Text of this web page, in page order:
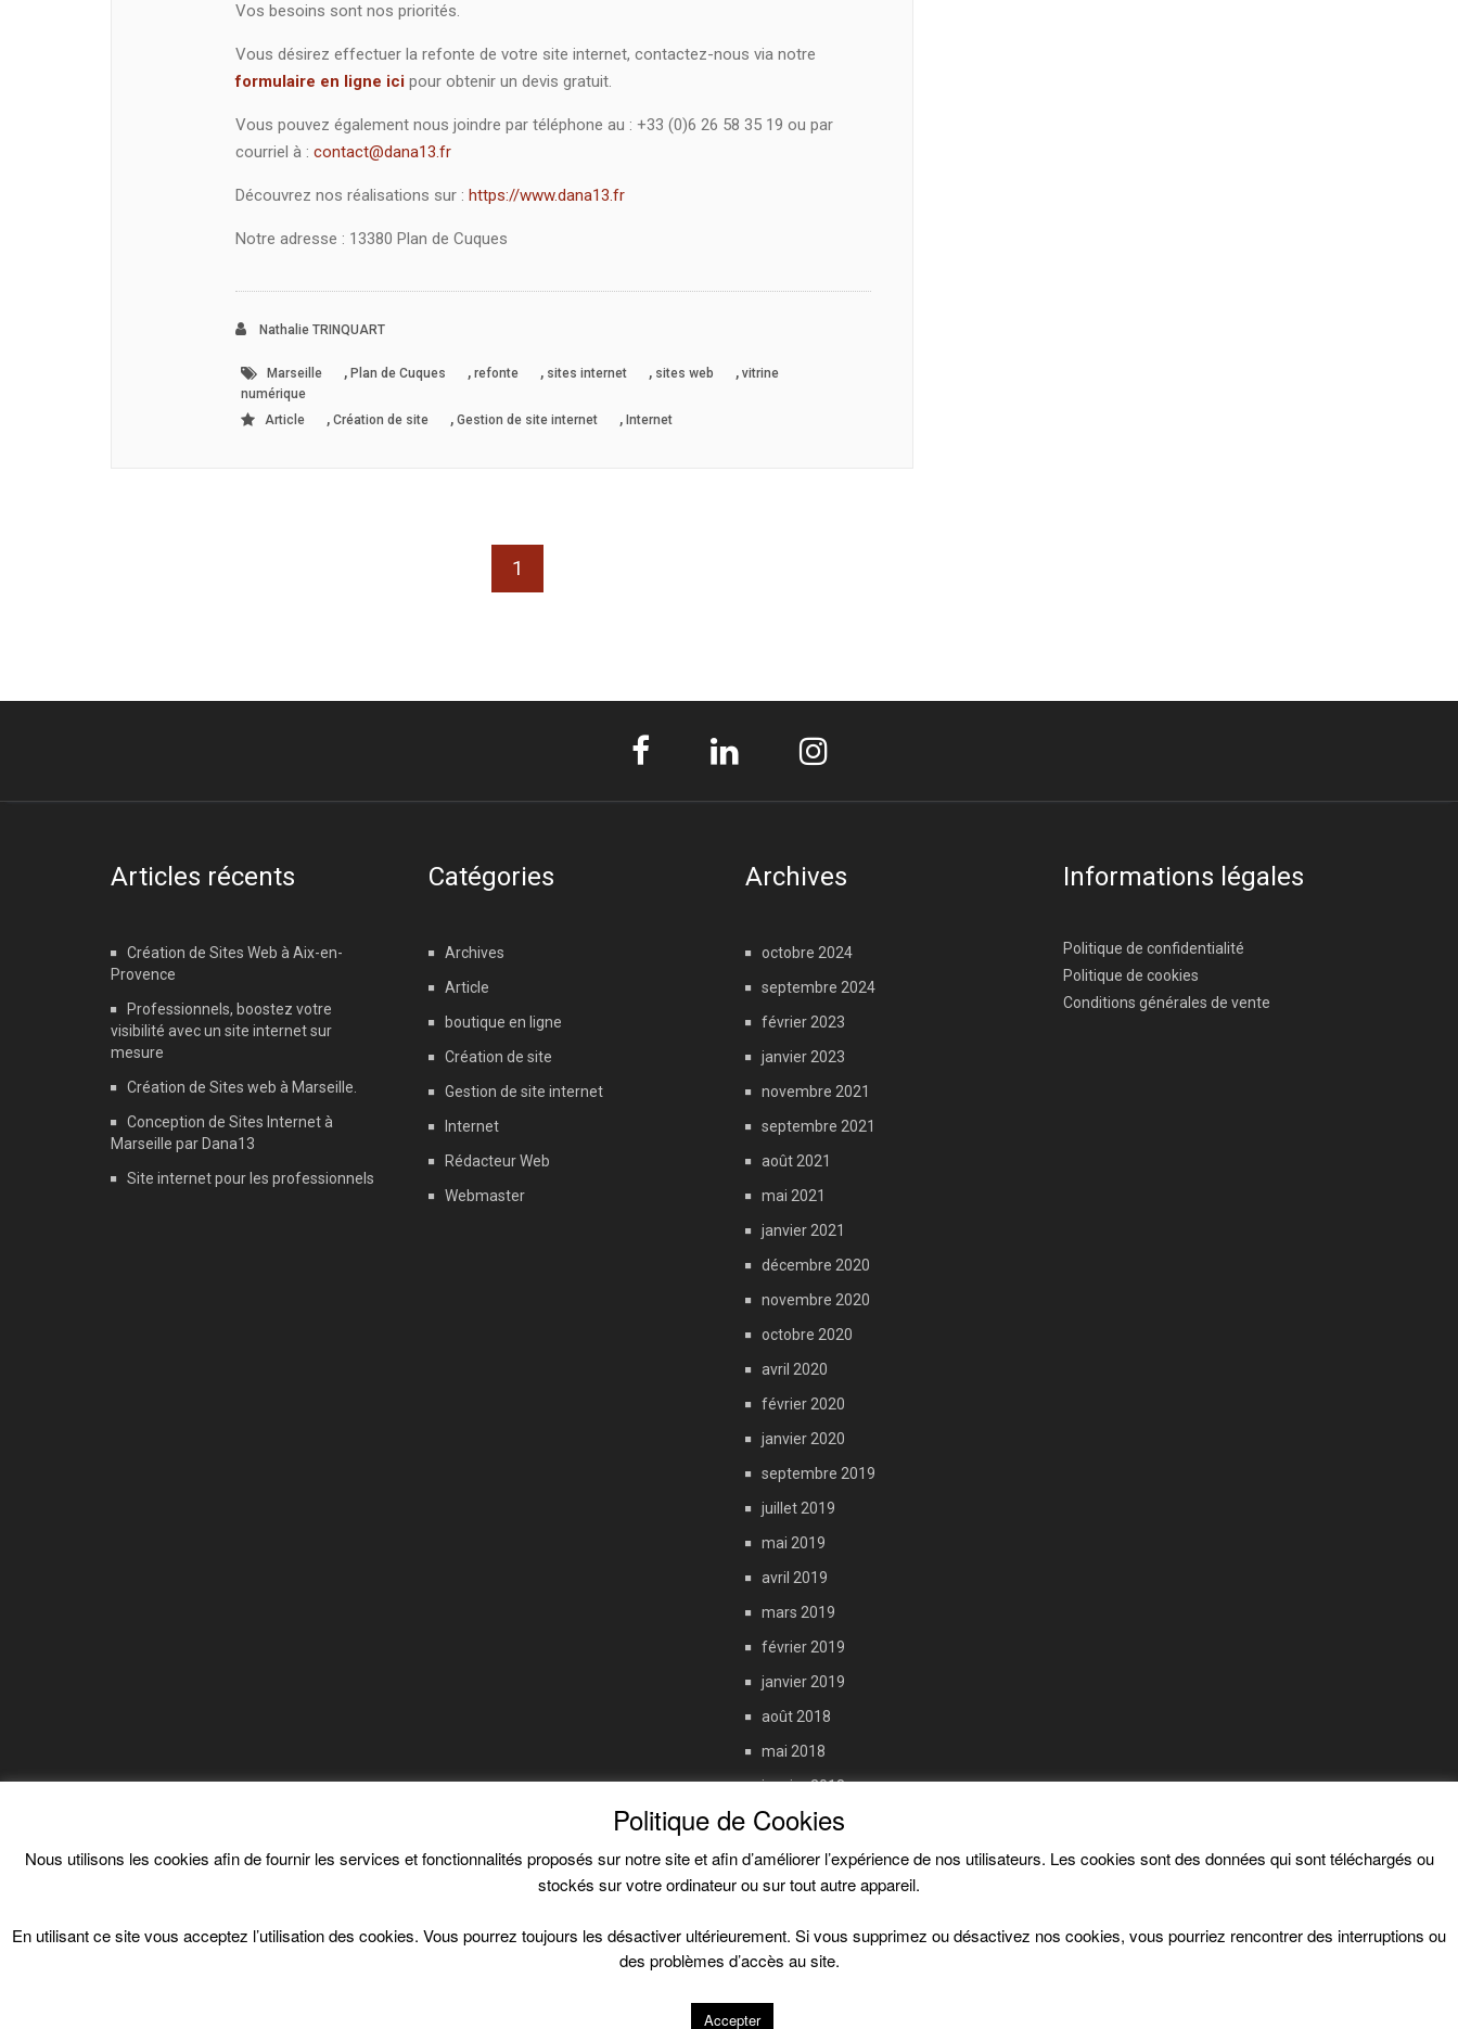
Vos besoins sont nos priorités.
Vous désirez effectuer la refonte de votre site internet, contactez-nous via notre
formulaire en ligne icipour obtenir un devis gratuit.
Vous pouvez également nous joindre par téléphone au : +33 (0)6 26 58 35 19 ou par
courriel à : contact@dana13.fr
Découvrez nos réalisations sur : https://www.dana13.fr
Notre adresse : 13380 Plan de Cuques
Nathalie TRINQUART
Marseille , Plan de Cuques , refonte , sites internet , sites web , vitrine
numérique
Article
, Création de site , Gestion de site internet , Internet
1
Articles récents
Création de Sites Web à Aix-en-
Provence
Professionnels, boostez votre
visibilité avec un site internet sur
mesure
Création de Sites web à Marseille.
Conception de Sites Internet à
Marseille par Dana13
Site internet pour les professionnels
Catégories
Archives
Article
boutique en ligne
Création de site
Gestion de site internet
Internet
Rédacteur Web
Webmaster
Archives
octobre 2024
septembre 2024
février 2023
janvier 2023
novembre 2021
septembre 2021
août 2021
mai 2021
janvier 2021
décembre 2020
novembre 2020
octobre 2020
avril 2020
février 2020
janvier 2020
septembre 2019
juillet 2019
mai 2019
avril 2019
mars 2019
février 2019
janvier 2019
août 2018
mai 2018
janvier 2018
septembre 2017
juin 2017
octobre 2016
Informations légales
Politique de confidentialité
Politique de cookies
Conditions générales de vente
Copyright 2018 - 2020
Politique de Cookies
Nous utilisons les cookies afin de fournir les services et fonctionnalités proposés sur notre site et afin d’améliorer l’expérience de nos utilisateurs. Les cookies sont des données qui sont téléchargés ou
stockés sur votre ordinateur ou sur tout autre appareil.
En utilisant ce site vous acceptez l’utilisation des cookies. Vous pourrez toujours les désactiver ultérieurement. Si vous supprimez ou désactivez nos cookies, vous pourriez rencontrer des interruptions ou
des problèmes d’accès au site.
Accepter